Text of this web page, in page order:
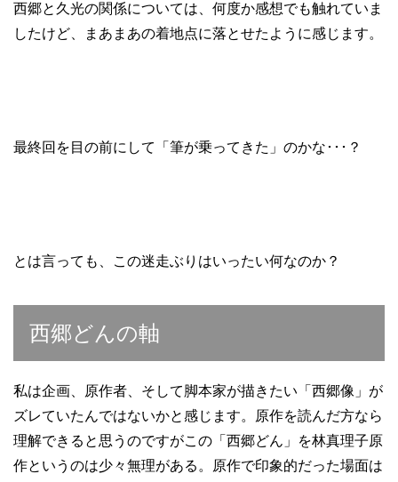
西郷と久光の関係については、何度か感想でも触れていま
したけど、まあまあの着地点に落とせたように感じます。
最終回を目の前にして「筆が乗ってきた」のかな･･･？
とは言っても、この迷走ぶりはいったい何なのか？
西郷どんの軸
私は企画、原作者、そして脚本家が描きたい「西郷像」が
ズレていたんではないかと感じます。原作を読んだ方なら
理解できると思うのですがこの「西郷どん」を林真理子原
作というのは少々無理がある。原作で印象的だった場面は